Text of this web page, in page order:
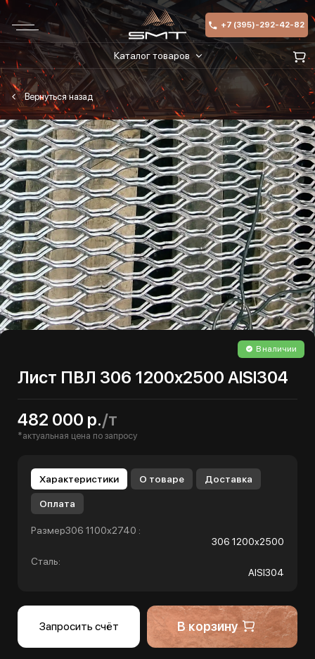
+7 (395)-292-42-82
Каталог товаров
В наличии
Лист ПВЛ 306 1200х2500 AISI304
482 000 р./т
*актуальная цена по запросу
Характеристики О товаре Доставка
Оплата
Размер306 1100х2740 :
306 1200х2500
Сталь:
AISI304
Запросить счёт В корзину